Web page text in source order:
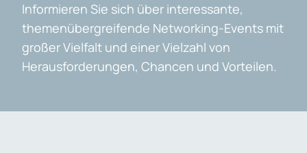
Informieren Sie sich über interessante,
themenübergreifende Networking-Events mit
großer Vielfalt und einer Vielzahl von
Herausforderungen, Chancen und Vorteilen.